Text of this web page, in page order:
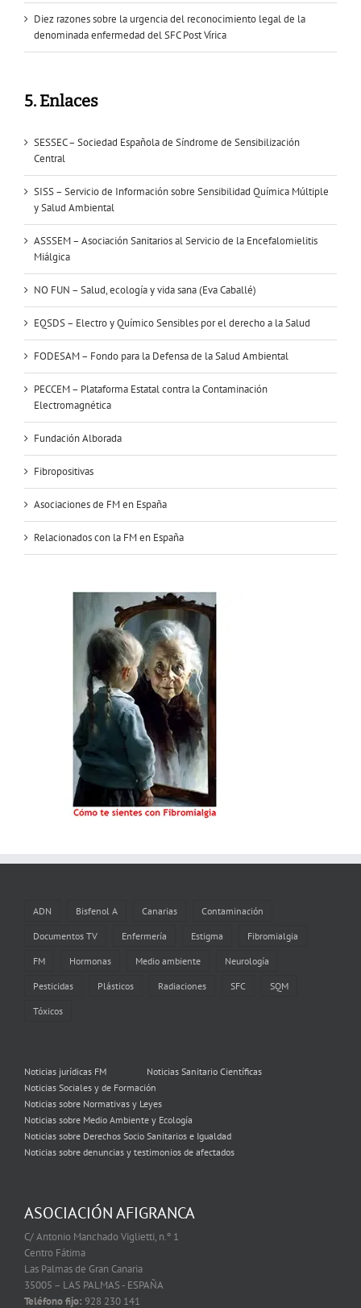
Diez razones sobre la urgencia del reconocimiento legal de la
denominada enfermedad del SFC Post Vírica
5. Enlaces
SESSEC – Sociedad Española de Síndrome de Sensibilización
Central
SISS – Servicio de Información sobre Sensibilidad Química Múltiple
y Salud Ambiental
ASSSEM – Asociación Sanitarios al Servicio de la Encefalomielitis
Miálgica
NO FUN – Salud, ecología y vida sana (Eva Caballé)
EQSDS – Electro y Químico Sensibles por el derecho a la Salud
FODESAM – Fondo para la Defensa de la Salud Ambiental
PECCEM – Plataforma Estatal contra la Contaminación
Electromagnética
Fundación Alborada
Fibropositivas
Asociaciones de FM en España
Relacionados con la FM en España
ADN Bisfenol A Canarias Contaminación
Documentos TV Enfermería Estigma Fibromialgia
FM Hormonas Medio ambiente Neurología
Pesticidas Plásticos Radiaciones SFC SQM
Tóxicos
Noticias jurídicas FM
Noticias Sanitario Científicas
Noticias Sociales y de Formación
Noticias sobre Normativas y Leyes
Noticias sobre Medio Ambiente y Ecología
Noticias sobre Derechos Socio Sanitarios e Igualdad
Noticias sobre denuncias y testimonios de afectados
ASOCIACIÓN AFIGRANCA
C/ Antonio Manchado Viglietti, n.º 1
Centro Fátima
Las Palmas de Gran Canaria
35005 – LAS PALMAS - ESPAÑA
Teléfono fijo: 928 230 141